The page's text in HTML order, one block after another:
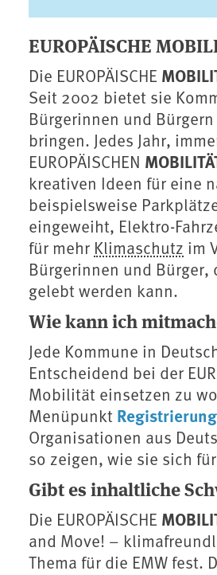
EUROPÄISCHE
Die EUROPÄISCHE
Seit 2002 bietet sie
Bürgerinnen und
bringen. Jedes Jahr,
EUROPÄISCHEN
kreativen Ideen für eine
beispielsweise
eingeweiht, Elektro-
für mehr Klimaschutz im
Bürgerinnen und
gelebt werden kann.
Wie kann ich
Jede Kommune in
Entscheidend bei der
Mobilität einsetzen zu
Menüpunkt Registrierung
Organisationen aus
so zeigen, wie sie sich
Gibt es inhaltliche
Die EUROPÄISCHE
and Move! –
Thema für die EMW fest.